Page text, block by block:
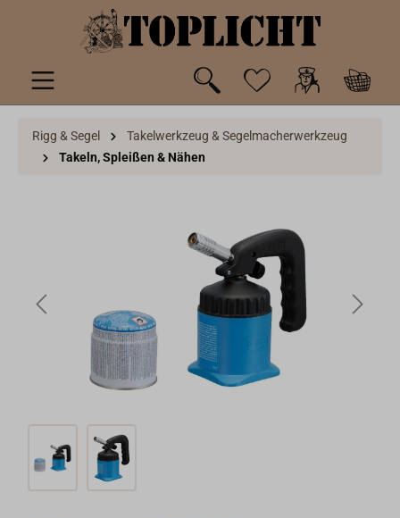
springen
Rigg & Segel
Takelwerkzeug & Segelmacherwerkzeug
Takeln, Spleißen & Nähen